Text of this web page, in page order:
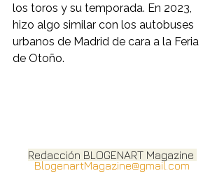
los toros y su temporada. En 2023,
hizo algo similar con los autobuses
urbanos de Madrid de cara a la Feria
de Otoño.
Redacción BLOGENART Magazine
BlogenartMagazine@gmail.com